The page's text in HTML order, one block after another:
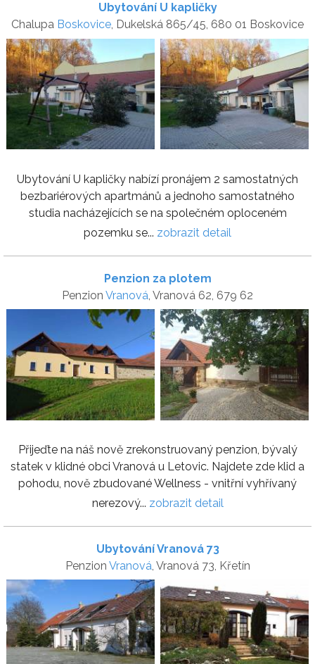
Ubytování U kapličky
Chalupa Boskovice, Dukelská 865/45, 680 01 Boskovice
Ubytování U kapličky nabízí pronájem 2 samostatných
bezbariérových apartmánů a jednoho samostatného
studia nacházejících se na společném oploceném
pozemku se... zobrazit detail
Penzion za plotem
Penzion Vranová , Vranová 62, 679 62
Přijeďte na náš nově zrekonstruovaný penzion, bývalý
statek v klidné obci Vranová u Letovic. Najdete zde klid a
pohodu, nově zbudované Wellness - vnitřní vyhřívaný
nerezový... zobrazit detail
Ubytování Vranová 73
Penzion Vranová, Vranová 73, Křetín